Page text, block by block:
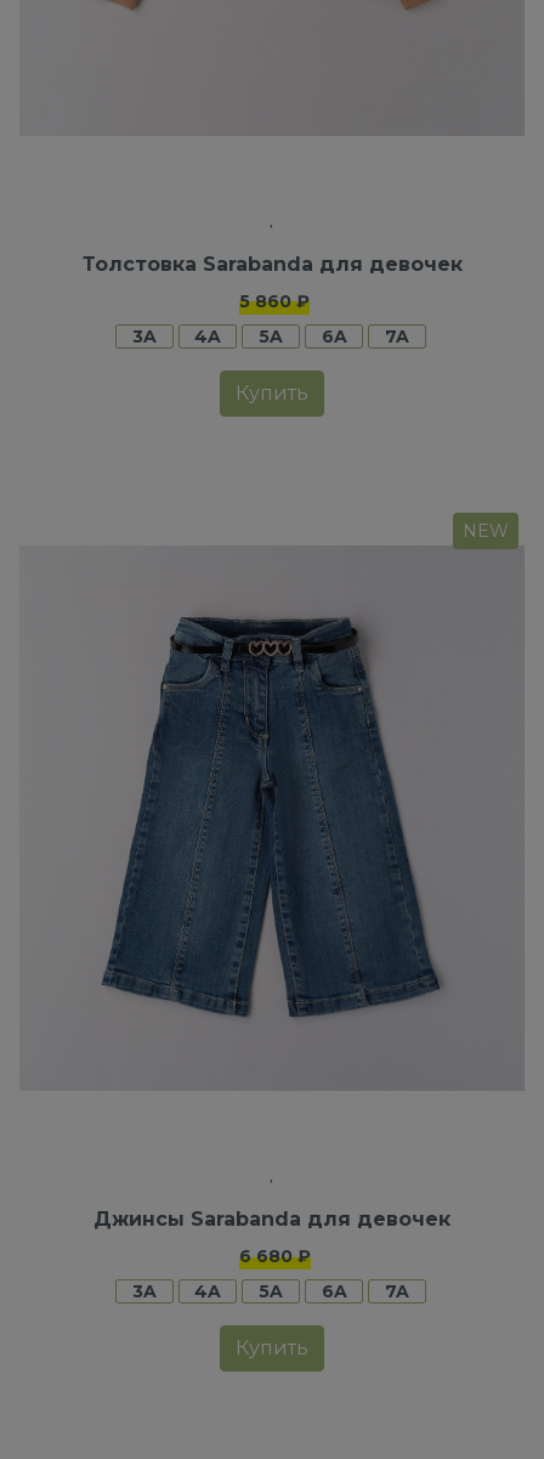
Толстовка Sarabanda для девочек
5 860 ₽
3A
4A 5A 6A 7A
Купить
NEW
Джинсы Sarabanda для девочек
6 680 ₽
3A
4A 5A 6A 7A
Купить